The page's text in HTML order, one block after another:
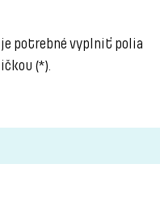
je potrebné vyplniť polia
(*).